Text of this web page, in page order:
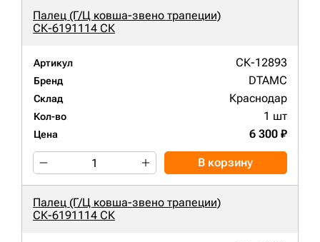
Палец (Г/Ц ковша-звено трапеции)
СК-6191114 СК
Артикул СК-12893
Бренд DTAMC
Склад Краснодар
Кол-во 1 шт
Цена 6 300 ₽
В корзину
Палец (Г/Ц ковша-звено трапеции)
СК-6191114 СК